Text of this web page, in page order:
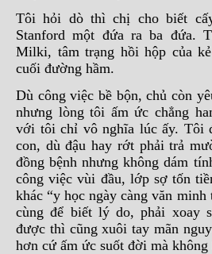
Tôi hỏi dò thì chị cho biết
Stanford một đứa ra ba đứa.
Milki, tâm trạng hồi hộp của
cuối đường hầm.
Dù công việc bề bộn, chủ còn
nhưng lòng tôi ấm ức chẳng
với tôi chỉ vô nghĩa lúc ấy. Tôi
con, dù đậu hay rớt phải trả
đồng bệnh nhưng không dám
công việc vùi đầu, lớp sợ tốn
khác “y học ngày càng văn
cùng để biết lý do, phải xoay
được thì cũng xuôi tay mãn
hơn cứ ấm ức suốt đời mà không